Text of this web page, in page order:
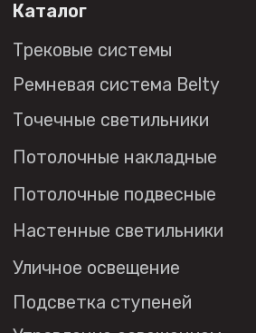
© 2026 DENKIRS
Политика в отношении